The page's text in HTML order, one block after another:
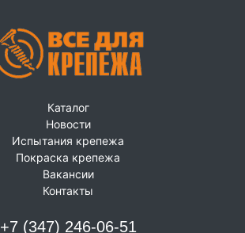
Каталог
Новости
Испытания крепежа
Покраска крепежа
Вакансии
Контакты
+7 (347) 246-06-51